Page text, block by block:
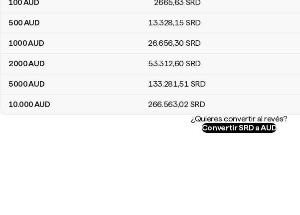
100AUD 2665,63 SRD
500AUD 13.328,15 SRD
1000AUD 26.656,30 SRD
2000AUD 53.312,60 SRD
5000AUD 133.281,51 SRD
10.000AUD 266.563,02 SRD
¿Quieres convertir al revés?
Convertir SRD a AUD